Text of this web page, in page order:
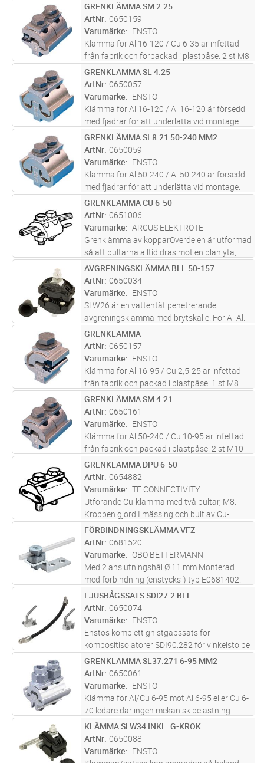
ST Lägg i kundvagn
GRENKLÄMMA SM 2.25
ArtNr 0650159
Varumärke
ENSTO
Klämma för Al 16-120 / Cu 6-35 är infettad
från fabrik och förpackad i plastpåse. 2 st M8
bultar
ST Lägg i kundvagn
GRENKLÄMMA SL 4.25
ArtNr 0650057
Varumärke
ENSTO
Klämma för Al 16-120 / Al 16-120 är försedd
med fjädrar för att underlätta vid montage.
Infettad från fabrik och förpackad i plastpåse.
2 st M8 bultar
ST Lägg i kundvagn
GRENKLÄMMA SL8.21 50-240 MM2
ArtNr 0650059
Varumärke
ENSTO
Klämma för Al 50-240 / Al 50-240 är försedd
med fjädrar för att underlätta vid montage.
Infettad från fabrik och förpackad i plastpåse.
2 st M10 bultar
ST Lägg i kundvagn
GRENKLÄMMA CU 6-50
ArtNr 0651006
Varumärke
ARCUS ELEKTROTE
Grenklämma av kopparÖverdelen är utformad
så att bultarna alltid dras mot en plan yta,
trots att ledarna har olika areor.Ledarspåren
ger en jämn 4-punktsanläggning mot ledarna,
oavsett area.Material:
ST Lägg i kundvagn
AVGRENINGSKLÄMMA BLL 50-157
ArtNr 0650034
Varumärke
ENSTO
SLW26 är en vattentät penetrerande
avgreningsklämma med brytskalle. För Al-Al.
Den nominella tjockleken på linans isolering
kan vara mellan 2,3-4,0 mm
ST Lägg i kundvagn
GRENKLÄMMA
ArtNr 0650157
Varumärke
ENSTO
Klämma för Al 16-95 / Cu 2,5-25 är infettad
från fabrik och packad i plastpåse. 1 st M8
bultar
ST Lägg i kundvagn
GRENKLÄMMA SM 4.21
ArtNr 0650161
Varumärke
ENSTO
Klämma för Al 50-240 / Cu 10-95 är infettad
från fabrik och packad i plastpåse. 2 st M10
bultar
ST Lägg i kundvagn
GRENKLÄMMA DPU 6-50
ArtNr 0654882
Varumärke
TE CONNECTIVITY
Utförande Cu-klämma med två bultar, M8.
Kroppen gjord I mässing och bult av Cu-
legering. Användningsområde 6-50mm².
Åtdragningsmoment: 12 Nm.
ST Lägg i kundvagn
FÖRBINDNINGSKLÄMMA VFZ
ArtNr 0681520
Varumärke
OBO BETTERMANN
Med 2 anslutningshål Ø 11 mm.Monterad
med förbindning (enstycks-) typ E0681402.
Motsvarar kraven enligt SS EN 62305.
ST Lägg i kundvagn
LJUSBÅGSSATS SDI27.2 BLL
ArtNr 0650074
Varumärke
ENSTO
Enstos komplett gnistgapssats för
kompositisolatorer SDI90.282 för vinkelstolpe
med hängdon SO181.5 eller för
spännlinhållare SO235 eller SO236. En
sats/fas.
ST Lägg i kundvagn
GRENKLÄMMA SL37.271 6-95 MM2
ArtNr 0650061
Varumärke
ENSTO
Klämma för Al/Cu 6-95 mot Al 6-95 eller Cu 6-
70 ledare där ingen mekanisk belastning
förekommer. Klämmorna är tillverkade av
legerad förtennad aluminium och bultarna av
varmgalviniserat stål försedda
ST Lägg i kundvagn
KLÄMMA SLW34 INKL. G-KROK
ArtNr 0650088
Varumärke
ENSTO